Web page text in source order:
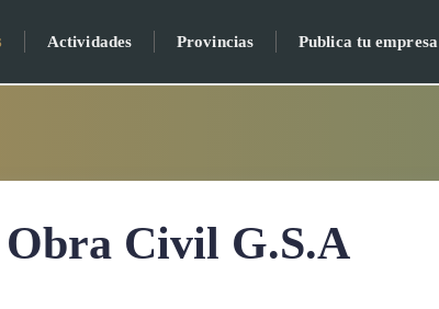
Actividades Provincias Publica tu empresa
Obra Civil G.S.A